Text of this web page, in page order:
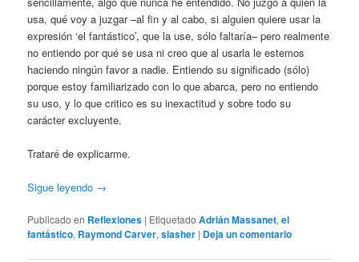
usa, qué voy a juzgar –al fin y al cabo, si alguien quiere usar la
expresión ‘el fantástico’, que la use, sólo faltaría– pero realmente
no entiendo por qué se usa ni creo que al usarla le estemos
haciendo ningún favor a nadie. Entiendo su significado (sólo)
porque estoy familiarizado con lo que abarca, pero no entiendo
su uso, y lo que critico es su inexactitud y sobre todo su
carácter excluyente.
Trataré de explicarme.
Sigue leyendo →
Publicado en Reflexiones | Etiquetado Adrián Massanet,el
fantástico, Raymond Carver,slasher | Deja un comentario